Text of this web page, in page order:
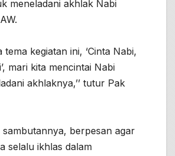
meneladani akhlak Nabi
tema kegiatan ini, ‘Cinta Nabi,
mari kita mencintai Nabi
akhlaknya,’’ tutur Pak
sambutannya, berpesan agar
selalu ikhlas dalam